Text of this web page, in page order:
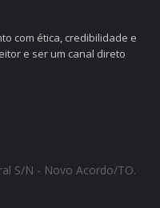
com ética, credibilidade e
e ser um canal direto
S/N - Novo Acordo/TO.